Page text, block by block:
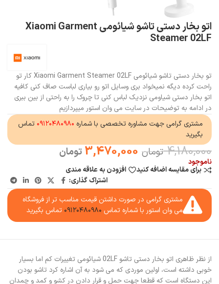
اتو بخار دستی تاشو شیائومی Xiaomi Garment
Steamer 02LF
تو بخار دستی تاشو شیائومی Xiaomi Garment Steamer 02LF کار تو
راحت کرده دیگه نمیخواد بری وسایل اتو رو بیاری لباست صاف کنی کافیه
اتو بخار دستی شیاومی نزدیک لباس کنی تا چروک را به راحتی از بین ببری
در ادامه به توضیحات در سایت می وان استور میپردازیم
مشتری گرامی جهت مشاوره تخصصی با شماره ۰۹۱۲۰۴۸۰۹۸۰ تماس
بگیرید
4,180,000 تومان 3,470,000 تومان
ناموجود
برای مقایسه اضافه کنید
افزودن به علاقه مندی
اشتراک گذاری:
مشتری گرامی در صورت داشتن قیمت مناسب تر از فروشگاه
می وان استور با شماره تماس ۰۹۱۲۰۴۸۰۹۸۰ تماس بگیرید
از نظر ظاهری اتو بخار دستی تاشو 02LF شیائومی تغییرات کم اما بسیار
خوبی داشته است، اولین موردی که می شود به آن اشاره کرد تاشو بودن
این دستگاه است که قطعا جهت حمل و قرار دادن در کشو و کمد و چمدان